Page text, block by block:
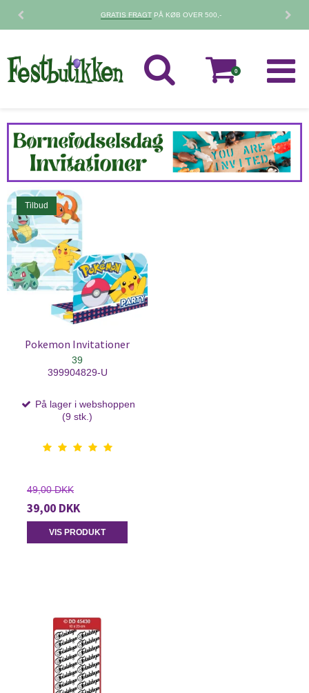
GRATIS FRAGTPÅ KØB OVER 500,-
0
Tilbud
Pokemon Invitationer
39
399904829-U
På lager i webshoppen
(9 stk.)
49,00 DKK
39,00 DKK
VIS PRODUKT